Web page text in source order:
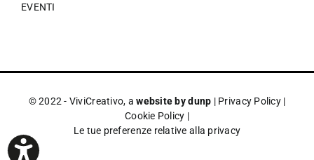
EVENTI
© 2022 - ViviCreativo, awebsite by dunp | Privacy Policy|
Cookie Policy |
Le tue preferenze relative alla privacy